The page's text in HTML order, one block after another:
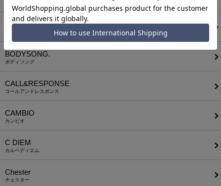
AUI NITE
BODYSONG.
ボディソング
CALL&RESPONSE
コールアンドレスポンス
CAMBIO
カンビオ
C DIEM
カルペディエム
Chester
チェスター